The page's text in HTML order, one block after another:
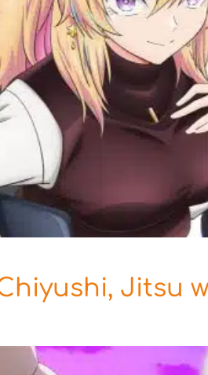
Jitsu